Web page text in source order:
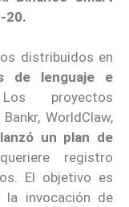
20.
distribuidos en
de lenguaje e
proyectos
WorldClaw,
lanzó un plan de
registro
El objetivo es
invocación de